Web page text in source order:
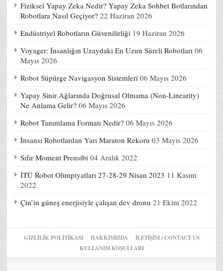
Fiziksel Yapay Zeka Nedir? Yapay Zeka Sohbet Botlarından
Robotlara Nasıl Geçiyor? 22 Haziran 2026
Endüstriyel Robotların Güvenilirliği 19 Haziran 2026
Voyager: İnsanlığın Uzaydaki En Uzun Süreli Robotları 06
Mayıs 2026
Robot Süpürge Navigasyon Sistemleri 06 Mayıs 2026
Yapay Sinir Ağlarında Doğrusal Olmama (Non-Linearity)
Ne Anlama Gelir? 06 Mayıs 2026
Robot Tanımlama Formatı Nedir? 06 Mayıs 2026
İnsansı Robotlardan Yarı Maraton Rekoru 03 Mayıs 2026
Sıfır Moment Prensibi 04 Aralık 2022
İTÜ Robot Olimpiyatları 27-28-29 Nisan 2023 11 Kasım
2022
Çin’in güneş enerjisiyle çalışan dev dronu 21 Ekim 2022
GIZLILIK POLITIKASI HAKKIMIZDA
İLETİŞİM / CONTACT US
KULLANIM KOŞULLARI